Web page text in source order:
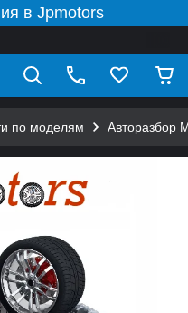
в Jpmotors
по моделям Авторазбор